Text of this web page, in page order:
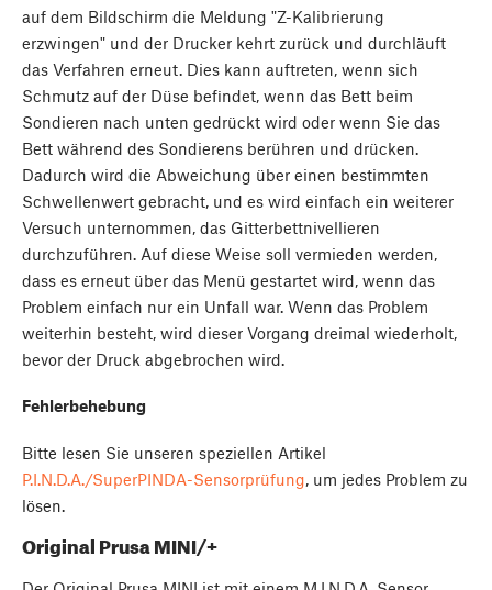
auf dem Bildschirm die Meldung "Z-Kalibrierung
erzwingen" und der Drucker kehrt zurück und durchläuft
das Verfahren erneut. Dies kann auftreten, wenn sich
Schmutz auf der Düse befindet, wenn das Bett beim
Sondieren nach unten gedrückt wird oder wenn Sie das
Bett während des Sondierens berühren und drücken.
Dadurch wird die Abweichung über einen bestimmten
Schwellenwert gebracht, und es wird einfach ein weiterer
Versuch unternommen, das Gitterbettnivellieren
durchzuführen. Auf diese Weise soll vermieden werden,
dass es erneut über das Menü gestartet wird, wenn das
Problem einfach nur ein Unfall war. Wenn das Problem
weiterhin besteht, wird dieser Vorgang dreimal wiederholt,
bevor der Druck abgebrochen wird.
Fehlerbehebung
Bitte lesen Sie unseren speziellen Artikel
P.I.N.D.A./SuperPINDA-Sensorprüfung, um jedes Problem zu
lösen.
Original Prusa MINI/+